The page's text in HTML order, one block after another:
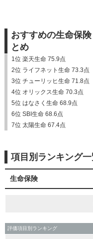
おすすめの生命保
とめ
1位 楽天生命 75.9点
2位 ライフネット生命 73.3点
3位 チューリッヒ生命 71.8点
4位 オリックス生命 70.3点
5位 はなさく生命 68.9点
6位 SBI生命 68.6点
7位 太陽生命 67.4点
項目別ランキング
生命保険
評価項目別ランキング